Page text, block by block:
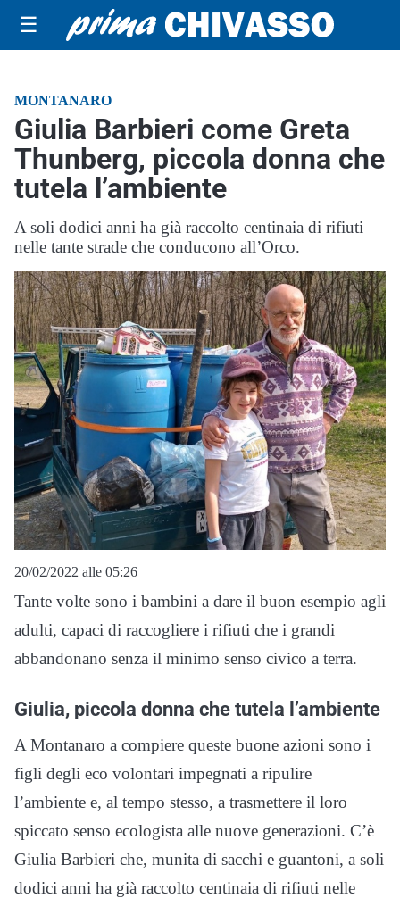
☰
MONTANARO
Giulia Barbieri come Greta
Thunberg, piccola donna che
tutela l’ambiente
A soli dodici anni ha già raccolto centinaia di rifiuti
nelle tante strade che conducono all’Orco.
20/02/2022 alle 05:26
Tante volte sono i bambini a dare il buon esempio agli
adulti, capaci di raccogliere i rifiuti che i grandi
abbandonano senza il minimo senso civico a terra.
Giulia, piccola donna che tutela l’ambiente
A Montanaro a compiere queste buone azioni sono i
figli degli eco volontari impegnati a ripulire
l’ambiente e, al tempo stesso, a trasmettere il loro
spiccato senso ecologista alle nuove generazioni. C’è
Giulia Barbieri che, munita di sacchi e guantoni, a soli
dodici anni ha già raccolto centinaia di rifiuti nelle